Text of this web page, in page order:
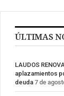
ÚLTIMAS
LAUDOS
aplazamientos
deuda 7 de